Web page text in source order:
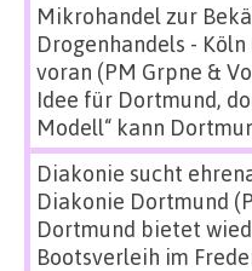
Mikrohandel zur
Drogenhandels -
voran (PM Grpne &
Idee für Dortmund,
Modell“ kann
Diakonie sucht
Diakonie Dortmund
Dortmund bietet
Bootsverleih im